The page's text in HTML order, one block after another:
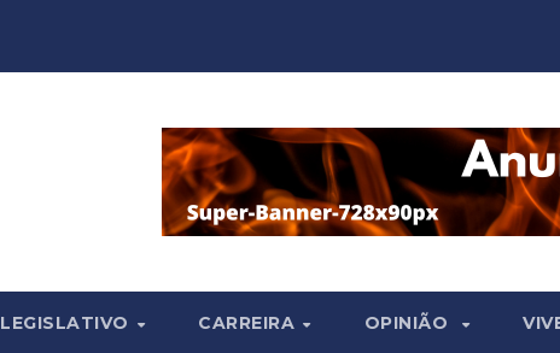
LEGISLATIVO CARREIRA OPINIÃO